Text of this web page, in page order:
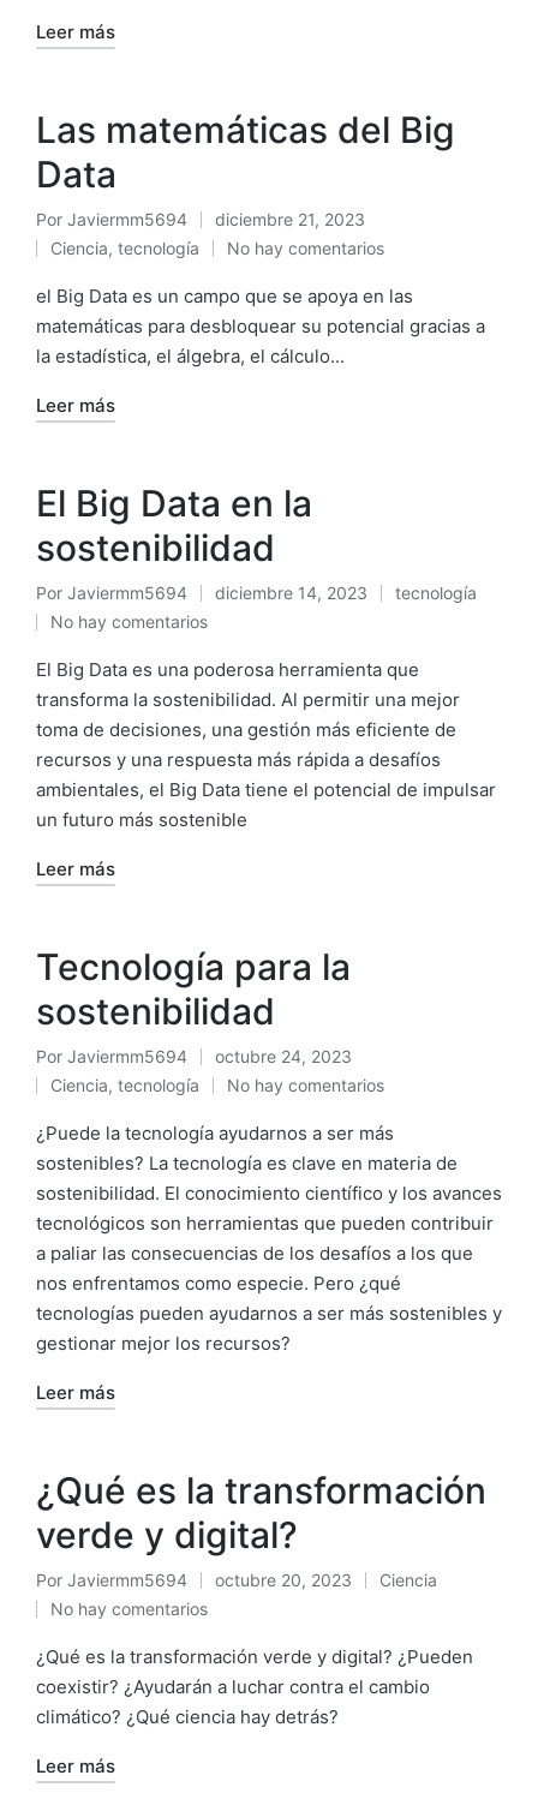
Leer más
Las matemáticas del Big
Data
Por Javiermm5694
diciembre 21, 2023
Ciencia, tecnología No hay comentarios
el Big Data es un campo que se apoya en las
matemáticas para desbloquear su potencial gracias a
la estadística, el álgebra, el cálculo...
Leer más
El Big Data en la
sostenibilidad
Por Javiermm5694 diciembre 14, 2023
tecnología
No hay comentarios
El Big Data es una poderosa herramienta que
transforma la sostenibilidad. Al permitir una mejor
toma de decisiones, una gestión más eficiente de
recursos y una respuesta más rápida a desafíos
ambientales, el Big Data tiene el potencial de impulsar
un futuro más sostenible
Leer más
Tecnología para la
sostenibilidad
Por Javiermm5694
octubre 24, 2023
Ciencia, tecnología No hay comentarios
¿Puede la tecnología ayudarnos a ser más
sostenibles? La tecnología es clave en materia de
sostenibilidad. El conocimiento científico y los avances
tecnológicos son herramientas que pueden contribuir
a paliar las consecuencias de los desafíos a los que
nos enfrentamos como especie. Pero ¿qué
tecnologías pueden ayudarnos a ser más sostenibles y
gestionar mejor los recursos?
Leer más
¿Qué es la transformación
verde y digital?
Por Javiermm5694 octubre 20, 2023
Ciencia
No hay comentarios
¿Qué es la transformación verde y digital? ¿Pueden
coexistir? ¿Ayudarán a luchar contra el cambio
climático? ¿Qué ciencia hay detrás?
Leer más